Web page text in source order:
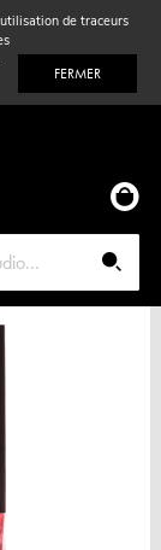
de traceurs
FERMER